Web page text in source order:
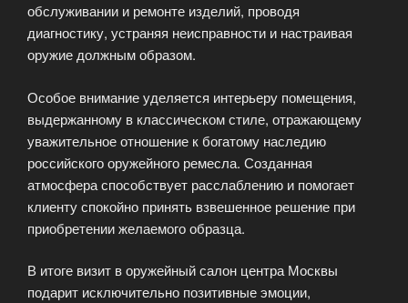
обслуживании и ремонте изделий, проводя
диагностику, устраняя неисправности и настраивая
оружие должным образом.
Особое внимание уделяется интерьеру помещения,
выдержанному в классическом стиле, отражающему
уважительное отношение к богатому наследию
российского оружейного ремесла. Созданная
атмосфера способствует расслаблению и помогает
клиенту спокойно принять взвешенное решение при
приобретении желаемого образца.
В итоге визит в оружейный салон центра Москвы
подарит исключительно позитивные эмоции,